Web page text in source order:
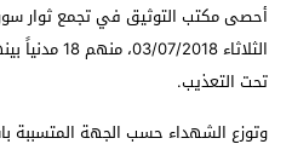
أحصى مكتب التوثيق فيتجمع ثوار
تحت التعذيب.
وتوزع الشهداء حسب الجهة المتسببة